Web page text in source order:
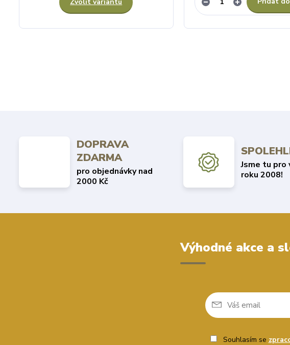
DOPRAVA
ZDARMA
pro objednávky nad
2000 Kč
Jsme tu pro
roku 2008!
Výhodné akce a
Souhlasím se